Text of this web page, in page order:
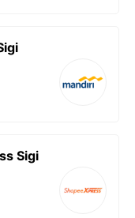
Sigi